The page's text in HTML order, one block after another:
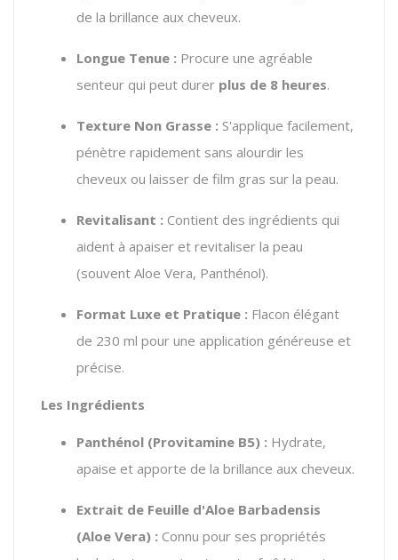
de la brillance aux cheveux.
Longue Tenue : Procure une agréable
senteur qui peut durer plus de 8 heures.
Texture Non Grasse : S'applique facilement,
pénètre rapidement sans alourdir les
cheveux ou laisser de film gras sur la peau.
Revitalisant : Contient des ingrédients qui
aident à apaiser et revitaliser la peau
(souvent Aloe Vera, Panthénol).
Format Luxe et Pratique : Flacon élégant
de 230 ml pour une application généreuse et
précise.
Les Ingrédients
Panthénol (Provitamine B5) : Hydrate,
apaise et apporte de la brillance aux cheveux.
Extrait de Feuille d'Aloe Barbadensis
(Aloe Vera) : Connu pour ses propriétés